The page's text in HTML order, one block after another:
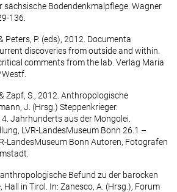
sächsische Bodendenkmalpflege. Wagner
136.
& Peters, P. (eds), 2012. Documenta
discoveries from outside and within.
comments from the lab. Verlag Maria
Zapf, S., 2012. Anthropologische
J. (Hrsg.) Steppenkrieger.
Jahrhunderts aus der Mongolei.
LVR-LandesMuseum Bonn 26.1 –
LandesMuseum Bonn Autoren, Fotografen
anthropologische Befund zu der barocken
in Tirol. In: Zanesco, A. (Hrsg.), Forum